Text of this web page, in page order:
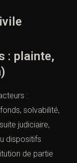
: plainte,
:
solvabilité,
judiciaire,
dispositifs
de partie